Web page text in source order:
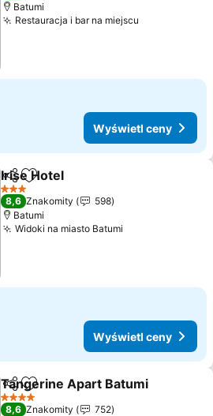
Batumi
Restauracja i bar na miejscu
Wyświetl ceny
Udostępnij
Dodaj do ulubionych
Irise Hotel
3 Kategoria
8,6 Znakomity
598
Batumi
Widoki na miasto Batumi
Wyświetl ceny
Udostępnij
Dodaj do ulubionych
Tangerine Apart Batumi
4 Kategoria
8,6 Znakomity
752